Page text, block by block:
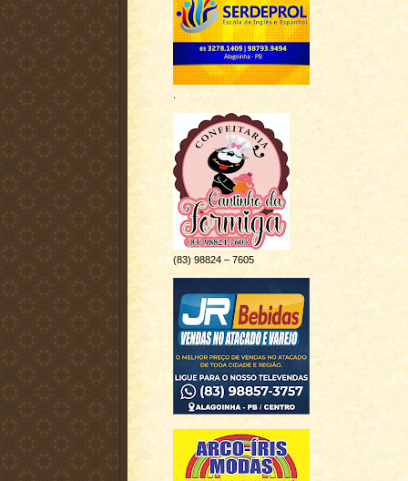
(83) 98824 – 7605